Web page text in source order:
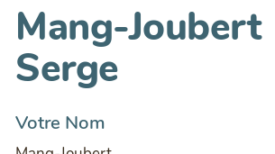
Mang-Joubert
Serge
Votre Nom